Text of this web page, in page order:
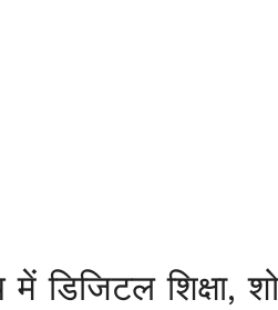
में डिजिटल शिक्षा,